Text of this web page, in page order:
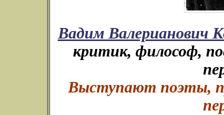
Вадим Валерианович
критик, философ,
Выступают поэты,